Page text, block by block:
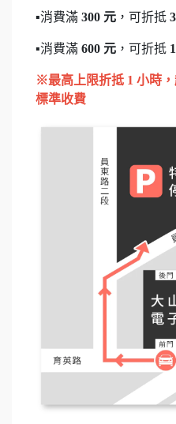
▪️消費滿 300 元 ，可折抵
▪️消費滿 600 元 ，可折抵
※最高上限折抵 1 小時，
標準收費